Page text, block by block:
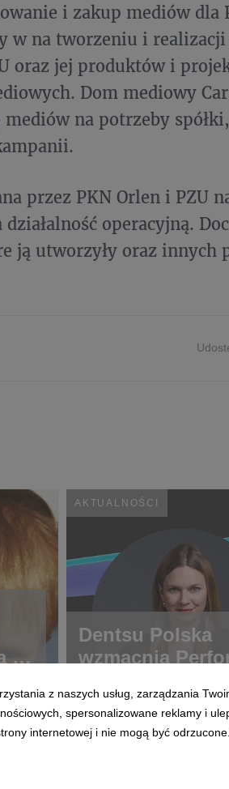
i zakup mediów dla
w na tworzeniu i
oraz jej produktów i
Dom mediowy
na potrzeby
przez PKN Orlen i PZU
operacyjną.
ją utworzyły oraz innych
o
AKTUALNOŚCI
Dentsu Polska
wzmacnia
z naszych usług, zarządzania
spersonalizowane reklamy i
internetowej i nie mogą być